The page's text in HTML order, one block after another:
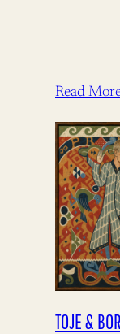
Read
TOJE &